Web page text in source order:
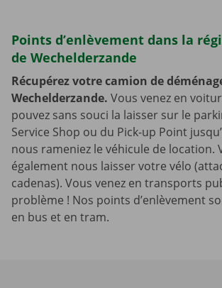
Points d’enlèvement dans la
de Wechelderzande
Récupérez votre camion de
Wechelderzande. Vous venez en
pouvez sans souci la laisser sur le
Service Shop ou du Pick-up Point
nous rameniez le véhicule de location.
également nous laisser votre vélo
cadenas). Vous venez en transports
problème ! Nos points d’enlèvement
en bus et en tram.